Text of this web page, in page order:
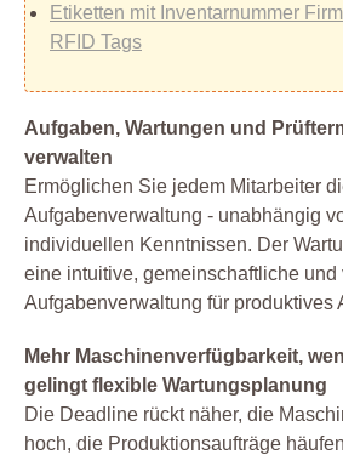
Etiketten mit Inventarnummer
RFID Tags
Aufgaben, Wartungen und
verwalten
Ermöglichen Sie jedem Mitarbeiter
Aufgabenverwaltung - unabhängig
individuellen Kenntnissen. Der
eine intuitive, gemeinschaftliche und
Aufgabenverwaltung für produktives
Mehr Maschinenverfügbarkeit,
gelingt flexible Wartungsplanung
Die Deadline rückt näher, die
hoch, die Produktionsaufträge